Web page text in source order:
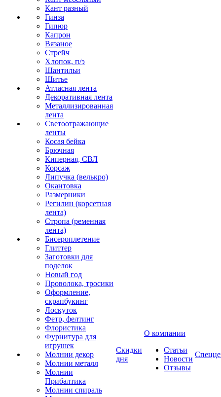
Кант разный
Гинза
Гипюр
Капрон
Вязаное
Стрейч
Хлопок, п/э
Шантильи
Шитье
Атласная лента
Декоративная лента
Металлизированная
лента
Светоотражающие
ленты
Косая бейка
Брючная
Киперная, СВЛ
Корсаж
Липучка (велькро)
Окантовка
Размерники
Регилин (корсетная
лента)
Стропа (ременная
лента)
Бисероплетение
Глиттер
Заготовки для
поделок
Новый год
Проволока, тросики
Оформление,
скрапбукинг
Лоскуток
Фетр, фелтинг
Флористика
Фурнитура для
игрушек
Молнии декор
Молнии металл
Молнии
Прибалтика
Молнии спираль
Скидки
дня
О компании
Статьи
Новости
Отзывы